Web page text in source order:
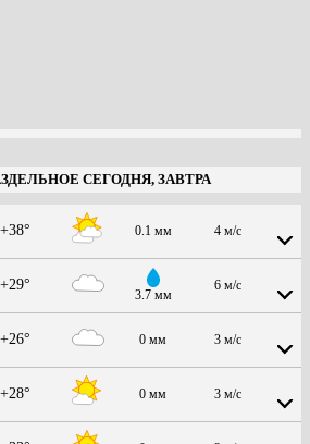
СЕГОДНЯ, ЗАВТРА
0.1 мм 4 м/с
3.7 мм
6 м/с
0 мм 3 м/с
0 мм 3 м/с